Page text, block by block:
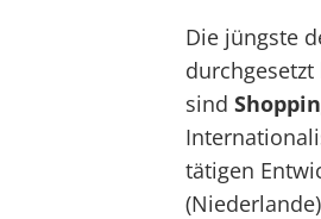
Die jüngste
sind
tätigen